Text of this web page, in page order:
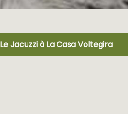
Le Jacuzzi à La Casa Voltegira